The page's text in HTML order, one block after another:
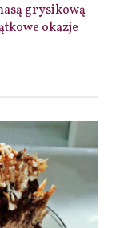
grysikową
okazje